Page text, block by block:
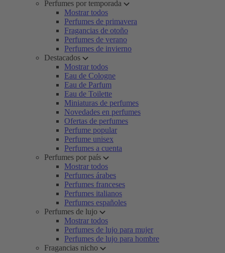
Perfumes por temporada
Mostrar todos
Perfumes de primavera
Fragancias de otoño
Perfumes de verano
Perfumes de invierno
Destacados
Mostrar todos
Eau de Cologne
Eau de Parfum
Eau de Toilette
Miniaturas de perfumes
Novedades en perfumes
Ofertas de perfumes
Perfume popular
Perfume unisex
Perfumes a cuenta
Perfumes por país
Mostrar todos
Perfumes árabes
Perfumes franceses
Perfumes italianos
Perfumes españoles
Perfumes de lujo
Mostrar todos
Perfumes de lujo para mujer
Perfumes de lujo para hombre
Fragancias nicho